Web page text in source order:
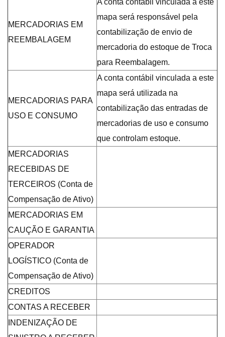
MERCADORIAS EM
REEMBALAGEM
A conta contábil vinculada a este
mapa será responsável pela
contabilização de envio de
mercadoria do estoque de Troca
para Reembalagem.
MERCADORIAS PARA
USO E CONSUMO
A conta contábil vinculada a este
mapa será utilizada na
contabilização das entradas de
mercadorias de uso e consumo
que controlam estoque.
MERCADORIAS
RECEBIDAS DE
TERCEIROS (Conta de
Compensação de Ativo)
MERCADORIAS EM
CAUÇÃO E GARANTIA
OPERADOR
LOGÍSTICO (Conta de
Compensação de Ativo)
CREDITOS
CONTAS A RECEBER
INDENIZAÇÃO DE